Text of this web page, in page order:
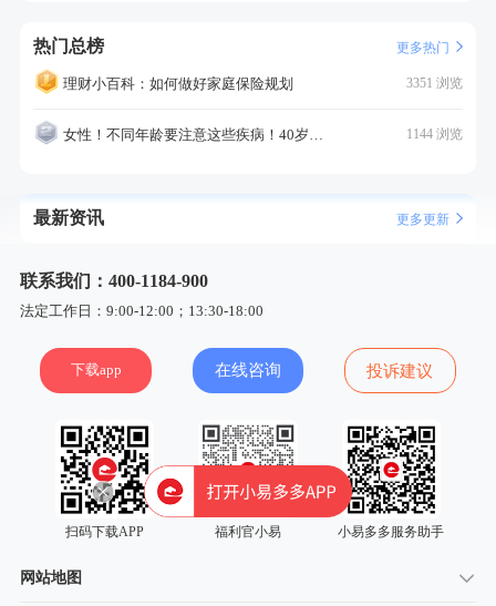
热门总榜 更多热门
理财小百科：如何做好家庭保险规划 3351 浏览
女性！不同年龄要注意这些疾病！40岁的这个疾病最需要注意！ 1144 浏览
最新资讯 更多更新
联系我们：400-1184-900
法定工作日：9:00-12:00；13:30-18:00
下载app 在线咨询 投诉建议
扫码下载APP 福利官小易 小易多多服务助手
网站地图